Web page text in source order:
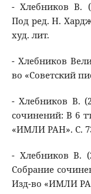
- Хлебников В.
Под ред. Н.
худ. лит.
- Хлебников
во «Советский
- Хлебников В.
сочинений: В 6
«ИМЛИ РАН». C.
- Хлебников В.
Собрание
Изд-во «ИМЛИ